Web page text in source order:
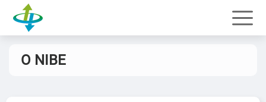
О NIBE